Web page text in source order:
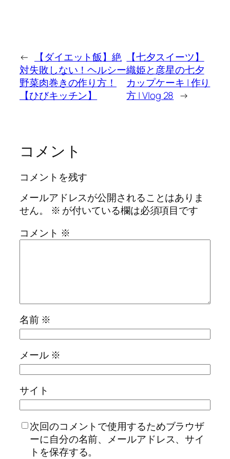
←
【ダイエット飯】絶
対失敗しない！ヘルシー
野菜肉巻きの作り方！
【ひびキッチン】
【七夕スイーツ】
織姫と彦星の七夕
カップケーキ | 作り
方 | Vlog 28 →
コメント
コメントを残す
メールアドレスが公開されることはありま
せん。
※ が付いている欄は必須項目です
コメント ※
名前 ※
メール ※
サイト
次回のコメントで使用するためブラウザ
ーに自分の名前、メールアドレス、サイ
トを保存する。